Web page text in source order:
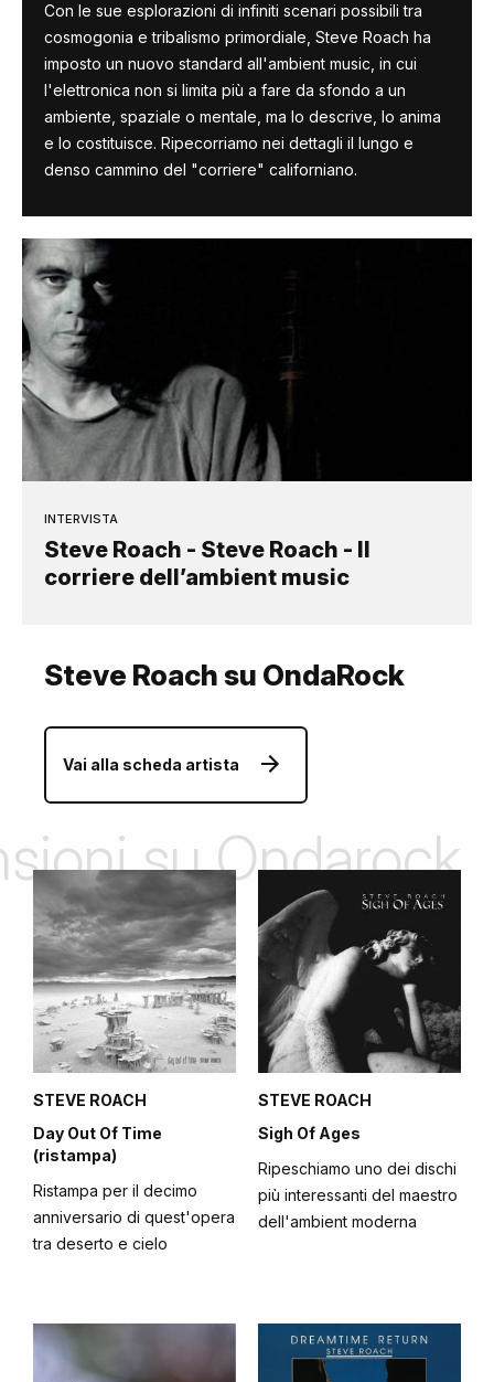
Con le sue esplorazioni di infiniti scenari possibili tra
cosmogonia e tribalismo primordiale, Steve Roach ha
imposto un nuovo standard all'ambient music, in cui
l'elettronica non si limita più a fare da sfondo a un
ambiente, spaziale o mentale, ma lo descrive, lo anima
e lo costituisce. Ripecorriamo nei dettagli il lungo e
denso cammino del "corriere" californiano.
INTERVISTA
Steve Roach - Steve Roach - Il
corriere dell’ambient music
Steve Roach su OndaRock
Vai alla scheda artista
su Ondarock
STEVE ROACH
Day Out Of Time
(ristampa)
Ristampa per il decimo
anniversario di quest'opera
tra deserto e cielo
STEVE ROACH
Sigh Of Ages
Ripeschiamo uno dei dischi
più interessanti del maestro
dell'ambient moderna